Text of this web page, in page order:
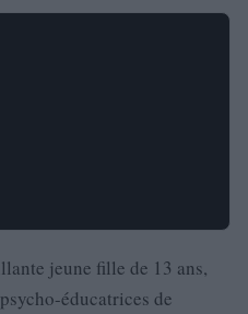
jeune fille de 13 ans,
éducatrices de